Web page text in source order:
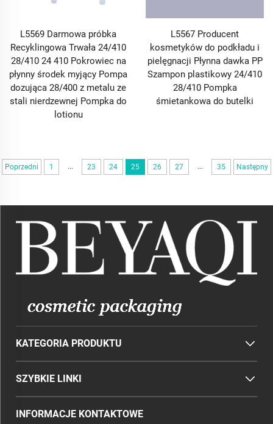
L5569 Darmowa próbka
Recyklingowa Trwała 24/410
28/410 24 410 Pokrowiec na
płynny środek myjący Pompa
dozująca 28/400 z metalu ze
stali nierdzewnej Pompka do
lotionu
L5567 Producent
kosmetyków do podkładu i
pielęgnacji Płynna dawka PP
Szampon plastikowy 24/410
28/410 Pompka
śmietankowa do butelki
Poprzedni 1 ... 23 24 25 26 27 ... 35 Następny
KATEGORIA PRODUKTU
SZYBKIE LINKI
INFORMACJE KONTAKTOWE